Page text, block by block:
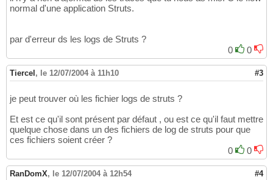
normal d'une application Struts.
par d'erreur ds les logs de Struts ?
0
0
Tiercel , le 12/07/2004 à 11h10 #3
je peut trouver où les fichier logs de struts ?
Et est ce qu'il sont présent par défaut , ou est ce qu'il faut mettre
quelque chose dans un des fichiers de log de struts pour que
ces fichiers soient créer ?
0
0
RanDomX, le 12/07/2004 à 12h54 #4